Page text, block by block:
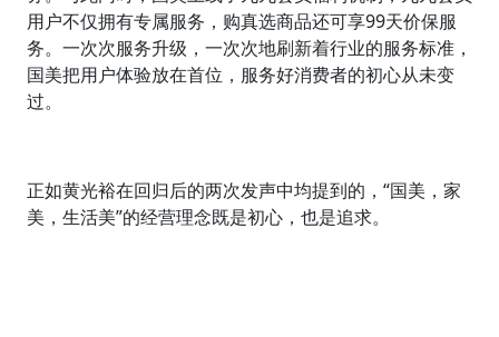
用户不仅拥有专属服务，购真选商品还可享99天价保服
务。一次次服务升级，一次次地刷新着行业的服务标准，
国美把用户体验放在首位，服务好消费者的初心从未变
过。
正如黄光裕在回归后的两次发声中均提到的，“国美，家
美，生活美”的经营理念既是初心，也是追求。